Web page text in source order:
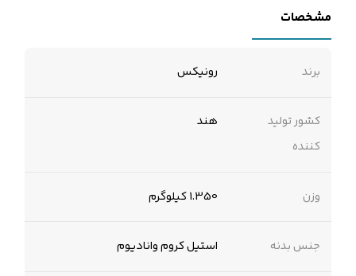
مشخصات
برند رونیکس
کشور تولید
کننده
هند
وزن 1.350 کیلوگرم
جنس بدنه استیل کروم وانادیوم